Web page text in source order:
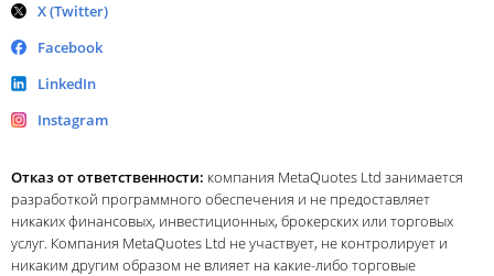
X (Twitter)
Facebook
LinkedIn
Instagram
Отказ от ответственности: компания MetaQuotes Ltd занимается
разработкой программного обеспечения и не предоставляет
никаких финансовых, инвестиционных, брокерских или торговых
услуг. Компания MetaQuotes Ltd не участвует, не контролирует и
никаким другим образом не влияет на какие-либо торговые